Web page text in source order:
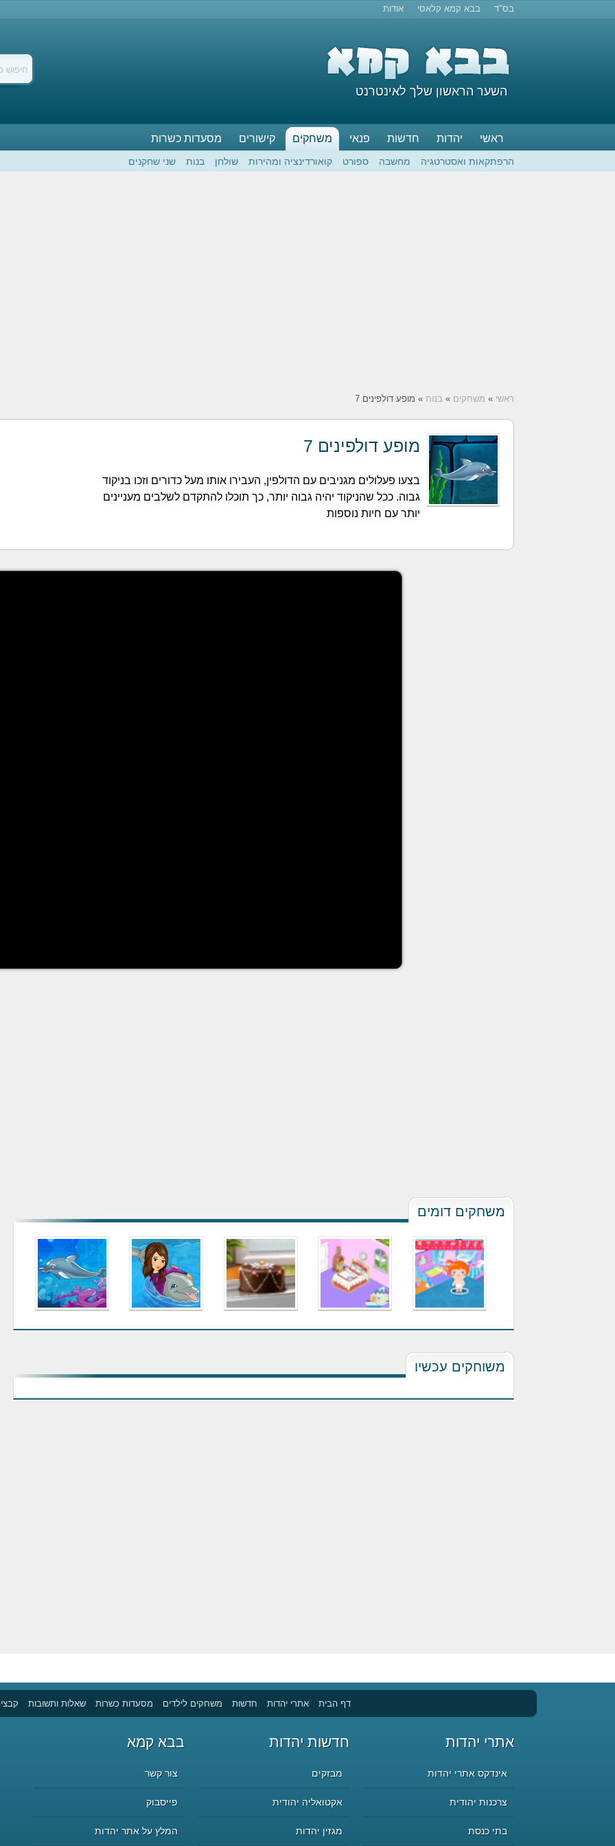
בס"ד בבא קמא קלאסי אודות
השער הראשון שלך לאינטרנט
ראשי יהדות חדשות פנאי משחקים קישורים מסעדות כשרות
הרפתקאות ואסטרטגיה מחשבה ספורט קואורדינציה ומהירות שולחן בנות שני שחקנים
ראשי » משחקים » בנות » מופע דולפינים 7
מופע דולפינים 7
בצעו פעלולים מגניבים עם הדולפין, העבירו אותו מעל כדורים וזכו בניקוד
גבוה. ככל שהניקוד יהיה גבוה יותר, כך תוכלו להתקדם לשלבים מעניינים
יותר עם חיות נוספות
משחקים דומים
משוחקים עכשיו
דף הבית אתרי יהדות חדשות משחקים לילדים מסעדות כשרות שאלות ותשובות
אתרי יהדות
אינדקס אתרי יהדות
צרכנות יהודית
בתי כנסת
חדשות יהדות
מבזקים
אקטואליה יהודית
מגזין יהדות
בבא קמא
צור קשר
פייסבוק
המלץ על אתר יהדות